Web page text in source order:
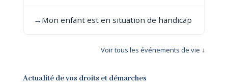
→ Mon enfant est en situation de handicap
Voir tous les événements de vie ↓
Actualité de vos droits et démarches